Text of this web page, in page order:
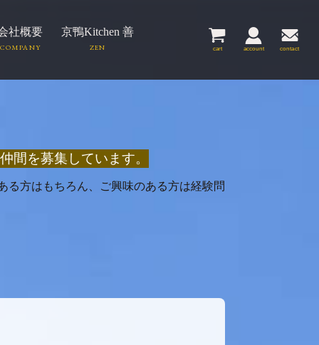
社概要 京鴨Kitchen 善
cart account contact
間を募集しています。
る方はもちろん、ご興味のある方は経験問